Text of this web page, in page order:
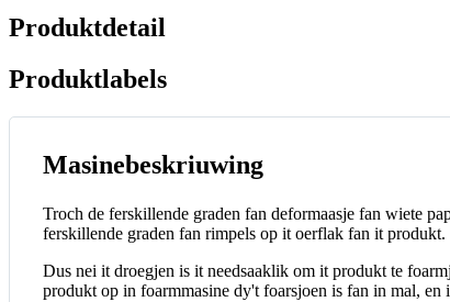
Produktdetail
Produktlabels
Masinebeskriuwing
Troch de ferskillende graden fan deformaasje fan wiete
ferskillende graden fan rimpels op it oerflak fan it produkt.
Dus nei it droegjen is it needsaaklik om it produkt te
produkt op in foarmmasine dy't foarsjoen is fan in mal, en